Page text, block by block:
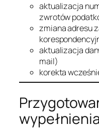
aktualizacja
zwrotów
zmiana adresu
aktualizacja
mail)
korekta